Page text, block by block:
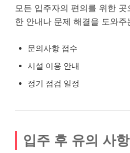
모든 입주자의 편의를 위한 곳
한 안내나 문제 해결을 도와주
문의사항 접수
시설 이용 안내
정기 점검 일정
입주 후 유의 사항